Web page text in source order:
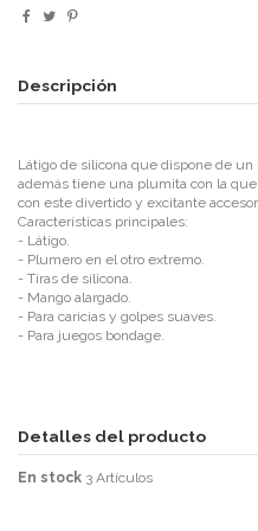
Descripción
Látigo de silicona que dispone de
además tiene una plumita con la
con este divertido y excitante
Características principales:
- Látigo.
- Plumero en el otro extremo.
- Tiras de silicona.
- Mango alargado.
- Para caricias y golpes suaves.
- Para juegos bondage.
Detalles del producto
En stock 3 Artículos